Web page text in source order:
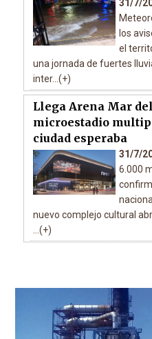
31/7/
los
el
una jornada de fuertes
inter...(+)
Llega Arena Mar
microestadio
ciudad esperaba
31/7/
6.000
nuevo complejo cultural
...(+)